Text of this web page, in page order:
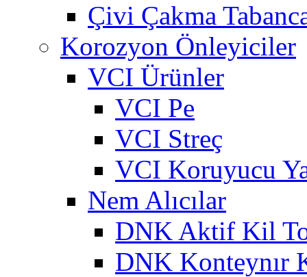
Çivi Çakma
Korozyon Önleyiciler
VCI Ürünler
VCI Pe
VCI Streç
VCI Koruyucu
Nem Alıcılar
DNK Aktif Kil
DNK Konteynır